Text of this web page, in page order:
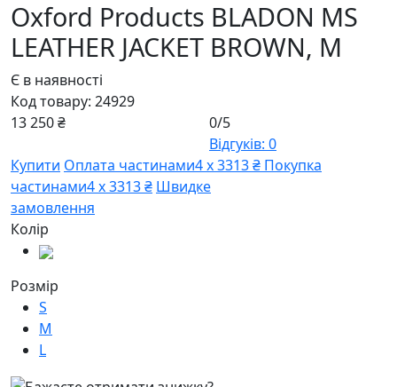
Oxford Products BLADON MS
LEATHER JACKET BROWN, M
Є в наявності
Код товару: 24929
13 250 ₴
0/5
Відгуків: 0
Купити Оплата частинами4 х 3313 ₴ Покупка
частинами4 х 3313 ₴ Швидке
замовлення
Колір
Розмір
S
M
L